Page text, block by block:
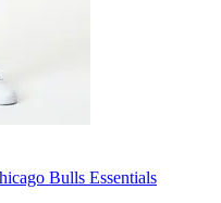
Bulls Essentials